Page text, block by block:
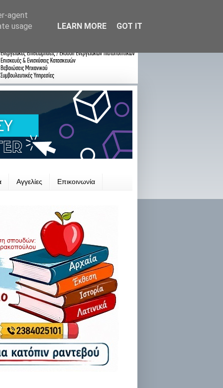
Αγγελίες Επικοινωνία
agent
usage
LEARN MORE GOT IT